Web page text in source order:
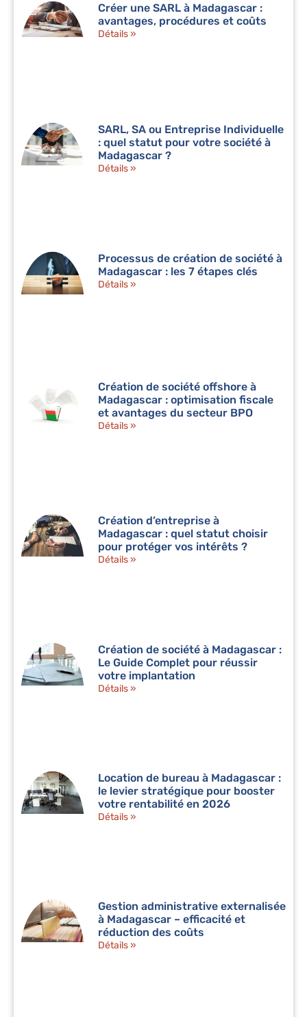
Créer une SARL à Madagascar :
avantages, procédures et coûts
Détails »
SARL, SA ou Entreprise Individuelle
: quel statut pour votre société à
Madagascar ?
Détails »
Processus de création de société à
Madagascar : les 7 étapes clés
Détails »
Création de société offshore à
Madagascar : optimisation fiscale
et avantages du secteur BPO
Détails »
Création d’entreprise à
Madagascar : quel statut choisir
pour protéger vos intérêts ?
Détails »
Création de société à Madagascar :
Le Guide Complet pour réussir
votre implantation
Détails »
Location de bureau à Madagascar :
le levier stratégique pour booster
votre rentabilité en 2026
Détails »
Gestion administrative externalisée
à Madagascar – efficacité et
réduction des coûts
Détails »